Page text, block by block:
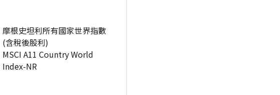
摩根史坦利所有國家世界指數
(含稅後股利)
MSCI A11 Country World
Index-NR